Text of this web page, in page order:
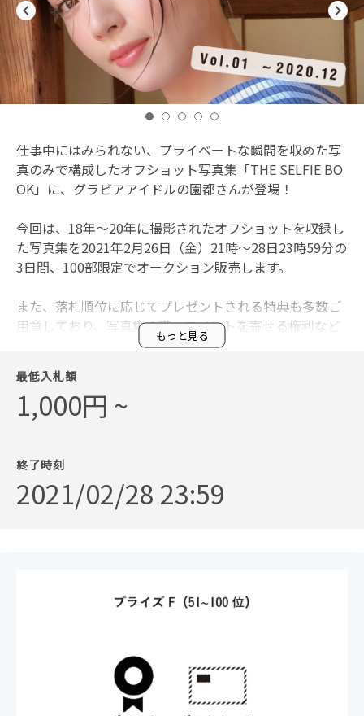
navigate_before navigate_next
仕事中にはみられない、プライベートな瞬間を収めた写
真のみで構成したオフショット写真集「THE SELFIE BO
OK」に、グラビアアイドルの園都さんが登場！
今回は、18年〜20年に撮影されたオフショットを収録し
た写真集を2021年2月26日（金）21時〜28日23時59分の
3日間、100部限定でオークション販売します。
また、落札順位に応じてプレゼントされる特典も多数ご
用意しており、写真集の帯へコメントを寄せる権利など
さらに、たとえ落札ができなくても、先着200名の入札
者にはサイン入りの生写真がプレゼントされるほか、入
札者全員が同内容の電子書籍を無料でダウンロードでき
しました。
本商品は、書店での販売や増刷・再販売は行いません。
・決済はクレジットカード（JCBのぞく）のみの対応と
もっと見る
最低入札額
1,000円 ~
終了時刻
2021/02/28 23:59